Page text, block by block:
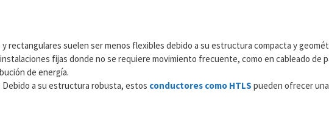
rectangulares suelen ser menos flexibles debido a su estructura compacta y
instalaciones fijas donde no se requiere movimiento frecuente, como en cableado de
de energía.
: Debido a su estructura robusta, estos conductores como HTLS pueden ofrecer